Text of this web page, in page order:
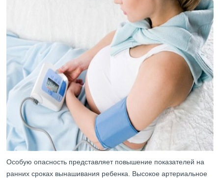
Особую опасность представляет повышение показателей на
ранних сроках вынашивания ребенка. Высокое артериальное